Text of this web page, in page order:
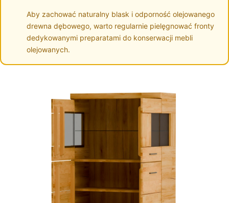
Aby zachować naturalny blask i odporność olejowanego
drewna dębowego, warto regularnie pielęgnować fronty
dedykowanymi preparatami do konserwacji mebli
olejowanych.